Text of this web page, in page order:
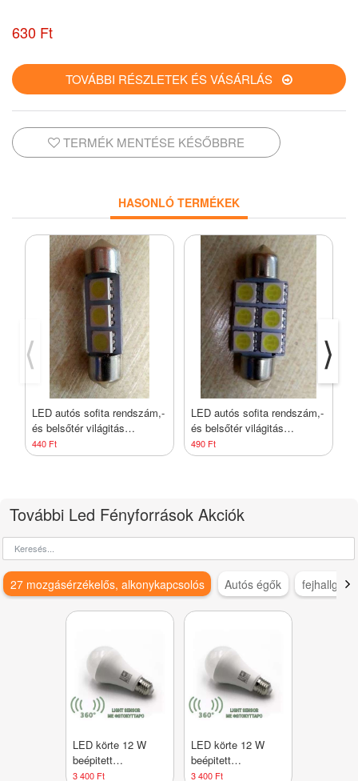
630 Ft
TOVÁBBI RÉSZLETEK ÉS VÁSÁRLÁS
TERMÉK MENTÉSE KÉSŐBBRE
HASONLÓ TERMÉKEK
⟨
LED autós sofita rendszám,-
és belsőtér világitás
A3L5050 36mm HidegFehér
1 év garancia
440 Ft
LED autós sofita rendszám,-
és belsőtér világitás
A6L5050 42mm HidegFehér
1év garancia
490 Ft
⟩
További Led Fényforrások Akciók
27 mozgásérzékelős, alkonykapcsolós Autós égők fejhallgató
LED körte 12 W
beépitett
alkonykapcsolóval
3 400 Ft
LED körte 12 W
beépitett
alkonykapcsolóvall
3 400 Ft